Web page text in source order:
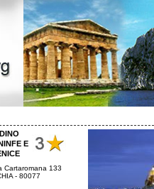
E
Cartaromana 133
- 80077